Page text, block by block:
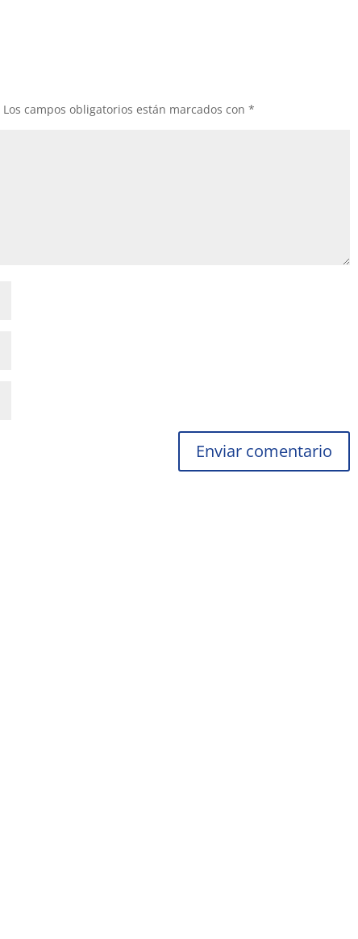
Los campos obligatorios están marcados con*